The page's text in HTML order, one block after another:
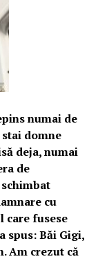
numai de
domne
deja, numai
de
cu
care fusese
spus: Băi Gigi,
Am crezut că